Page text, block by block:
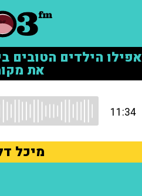
אפילו הילדים הטובים
את
11:34
מיכל